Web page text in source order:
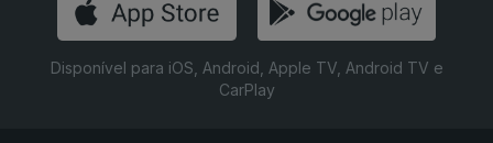
Disponível para iOS, Android, Apple TV, Android TV e
CarPlay